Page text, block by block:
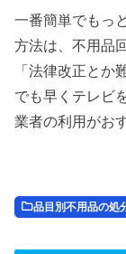
一番簡単でもっ
方法は、不用品
「法律改正とか
でも早くテレビ
業者の利用がお
品目別不用品の処